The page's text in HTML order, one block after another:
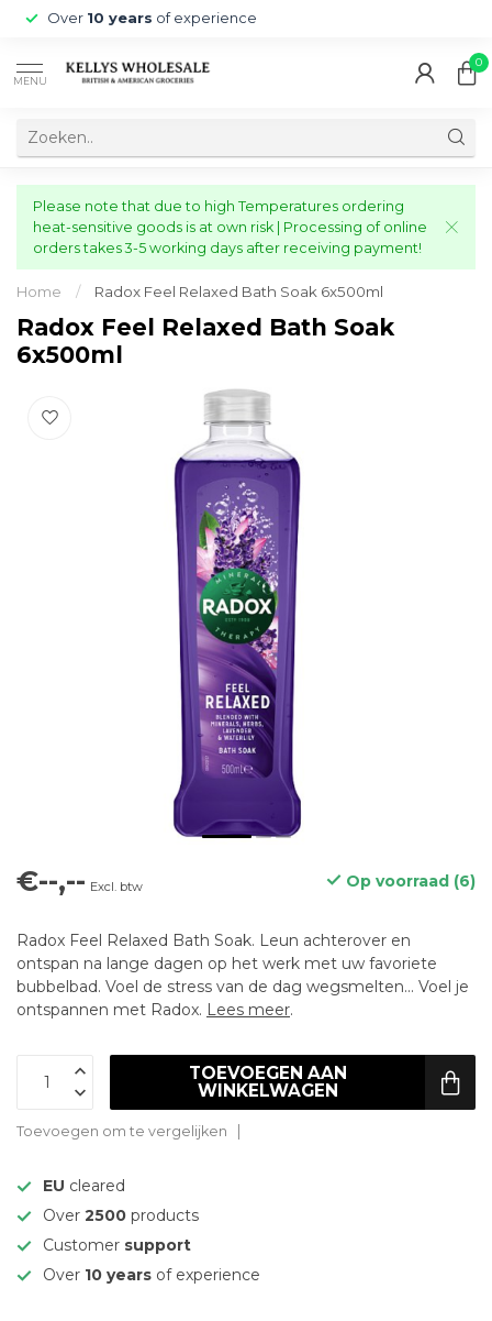
Over 10 years of experience
MENU
0
Please note that due to high Temperatures ordering
heat-sensitive goods is at own risk | Processing of online
orders takes 3-5 working days after receiving payment!
Home / Radox Feel Relaxed Bath Soak 6x500ml
Radox Feel Relaxed Bath Soak
6x500ml
€--,-- Excl. btw Op voorraad (6)
Radox Feel Relaxed Bath Soak. Leun achterover en
ontspan na lange dagen op het werk met uw favoriete
bubbelbad. Voel de stress van de dag wegsmelten... Voel je
ontspannen met Radox. Lees meer.
TOEVOEGEN AAN
WINKELWAGEN
Toevoegen om te vergelijken
EU cleared
Over 2500 products
Customer support
Over 10 years of experience